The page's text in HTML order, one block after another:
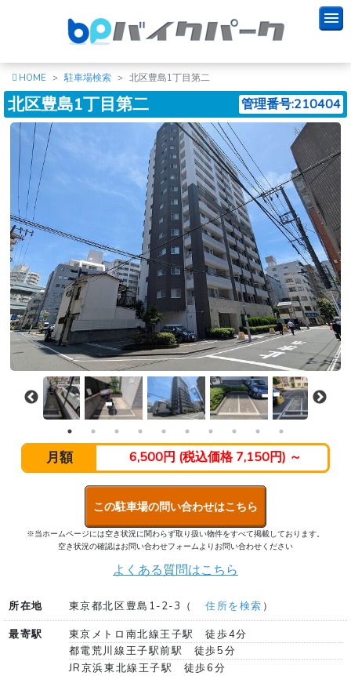
HOME 駐車場検索 北区豊島1丁目第二
北区豊島1丁目第二 管理番号:210404
月額 6,500円 (税込価格 7,150円) ～
この駐車場の問い合わせはこちら
※当ホームページには空き状況に関わらず取り扱い物件をすべて掲載しております。
空き状況の確認はお問い合わせフォームよりお問い合わせください
よくある質問はこちら
所在地 東京都北区豊島1-2-3（ 住所を検索 ）
最寄駅
東京メトロ南北線王子駅 徒歩4分
都電荒川線王子駅前駅 徒歩5分
JR京浜東北線王子駅 徒歩6分